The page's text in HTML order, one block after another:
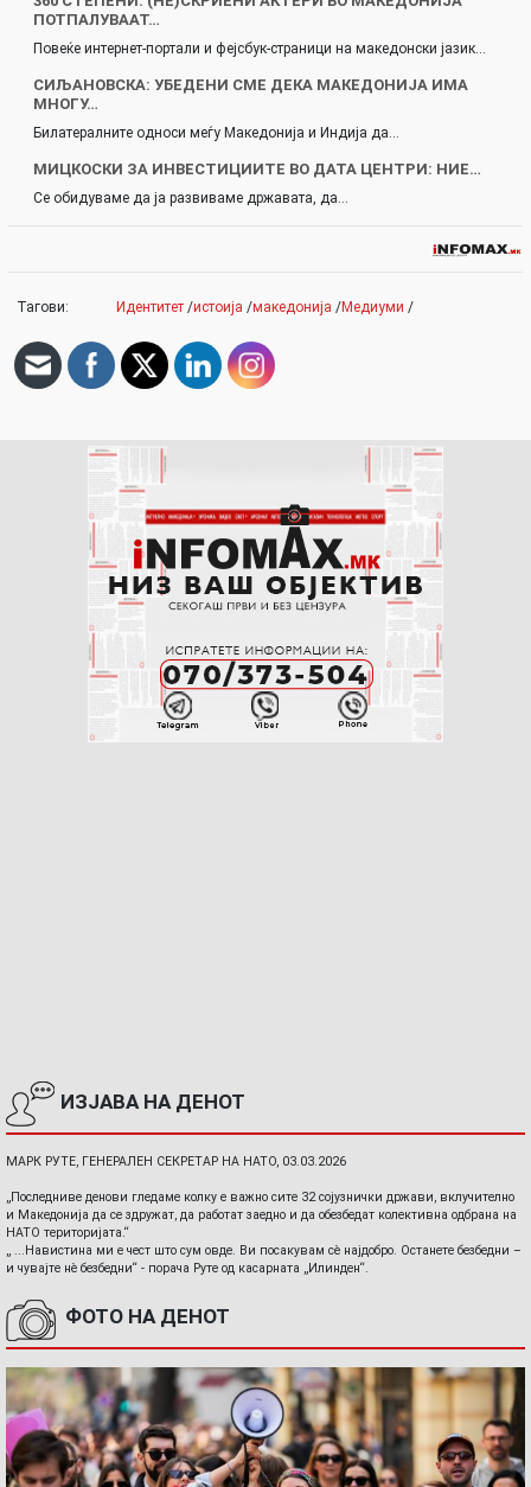
ПОТПАЛУВААТ…
Повеќе интернет-портали и фејсбук-страници на македонски јазик…
СИЉАНОВСКА: УБЕДЕНИ СМЕ ДЕКА МАКЕДОНИЈА ИМА
МНОГУ…
Билатералните односи меѓу Македонија и Индија да…
МИЦКОСКИ ЗА ИНВЕСТИЦИИТЕ ВО ДАТА ЦЕНТРИ: НИЕ…
Се обидуваме да ја развиваме државата, да…
Тагови: Идентитет /истоија /македонија /Медиуми /
ИЗЈАВА НА ДЕНОТ
МАРК РУТЕ, ГЕНЕРАЛЕН СЕКРЕТАР НА НАТО, 03.03.2026
„Последниве денови гледаме колку е важно сите 32 сојузнички држави, вклучително
и Македонија да се здружат, да работат заедно и да обезбедат колективна одбрана на
НАТО територијата.“
„ ...Навистина ми е чест што сум овде. Ви посакувам сè најдобро. Останете безбедни –
и чувајте нè безбедни“ - порача Руте од касарната „Илинден“.
ФОТО НА ДЕНОТ